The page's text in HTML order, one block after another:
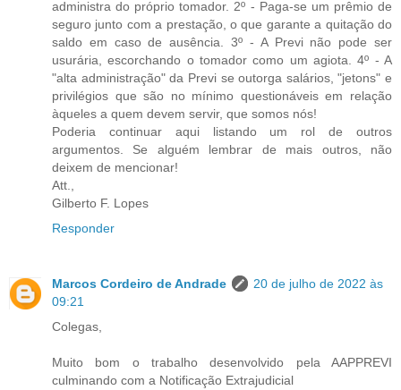
administra do próprio tomador. 2º - Paga-se um prêmio de
seguro junto com a prestação, o que garante a quitação do
saldo em caso de ausência. 3º - A Previ não pode ser
usurária, escorchando o tomador como um agiota. 4º - A
"alta administração" da Previ se outorga salários, "jetons" e
privilégios que são no mínimo questionáveis em relação
àqueles a quem devem servir, que somos nós!
Poderia continuar aqui listando um rol de outros
argumentos. Se alguém lembrar de mais outros, não
deixem de mencionar!
Att.,
Gilberto F. Lopes
Responder
Marcos Cordeiro de Andrade
20 de julho de 2022 às
09:21
Colegas,
Muito bom o trabalho desenvolvido pela AAPPREVI
culminando com a Notificação Extrajudicial